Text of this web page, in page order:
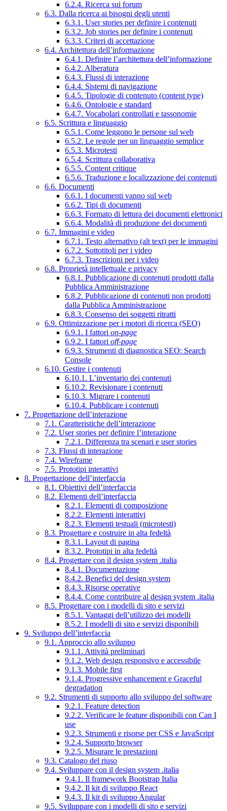
6.2.4. Ricerca sui forum
6.3. Dalla ricerca ai bisogni degli utenti
6.3.1. User stories per definire i contenuti
6.3.2. Job stories per definire i contenuti
6.3.3. Criteri di accettazione
6.4. Architettura dell’informazione
6.4.1. Definire l’architettura dell’informazione
6.4.2. Alberatura
6.4.3. Flussi di interazione
6.4.4. Sistemi di navigazione
6.4.5. Tipologie di contenuto (content type)
6.4.6. Ontologie e standard
6.4.7. Vocabolari controllati e tassonomie
6.5. Scrittura e linguaggio
6.5.1. Come leggono le persone sul web
6.5.2. Le regole per un linguaggio semplice
6.5.3. Microtesti
6.5.4. Scrittura collaborativa
6.5.5. Content critique
6.5.6. Traduzione e localizzazione dei contenuti
6.6. Documenti
6.6.1. I documenti vanno sul web
6.6.2. Tipi di documenti
6.6.3. Formato di lettura dei documenti elettronici
6.6.4. Modalità di produzione dei documenti
6.7. Immagini e video
6.7.1. Testo alternativo (alt text) per le immagini
6.7.2. Sottotitoli per i video
6.7.3. Trascrizioni per i video
6.8. Proprietà intellettuale e privacy
6.8.1. Pubblicazione di contenuti prodotti dalla
Pubblica Amministrazione
6.8.2. Pubblicazione di contenuti non prodotti
dalla Pubblica Amministrazione
6.8.3. Consenso dei soggetti ritratti
6.9. Ottimizzazione per i motori di ricerca (SEO)
6.9.1. I fattori on-page
6.9.2. I fattori off-page
6.9.3. Strumenti di diagnostica SEO: Search
Console
6.10. Gestire i contenuti
6.10.1. L’inventario dei contenuti
6.10.2. Revisionare i contenuti
6.10.3. Migrare i contenuti
6.10.4. Pubblicare i contenuti
7. Progettazione dell’interazione
7.1. Caratteristiche dell’interazione
7.2. User stories per definire l’interazione
7.2.1. Differenza tra scenari e user stories
7.3. Flussi di interazione
7.4. Wireframe
7.5. Prototipi interattivi
8. Progettazione dell’interfaccia
8.1. Obiettivi dell’interfaccia
8.2. Elementi dell’interfaccia
8.2.1. Elementi di composizione
8.2.2. Elementi interattivi
8.2.3. Elementi testuali (microtesti)
8.3. Progettare e costruire in alta fedeltà
8.3.1. Layout di pagina
8.3.2. Prototipi in alta fedeltà
8.4. Progettare con il design system .italia
8.4.1. Documentazione
8.4.2. Benefici del design system
8.4.3. Risorse operative
8.4.4. Come contribuire al design system .italia
8.5. Progettare con i modelli di sito e servizi
8.5.1. Vantaggi dell’utilizzo dei modelli
8.5.2. I modelli di sito e servizi disponibili
9. Sviluppo dell’interfaccia
9.1. Approccio allo sviluppo
9.1.1. Attività preliminari
9.1.2. Web design responsivo e accessibile
9.1.3. Mobile first
9.1.4. Progressive enhancement e Graceful
degradation
9.2. Strumenti di supporto allo sviluppo del software
9.2.1. Feature detection
9.2.2. Verificare le feature disponibili con Can I
use
9.2.3. Strumenti e risorse per CSS e JavaScript
9.2.4. Supporto browser
9.2.5. Misurare le prestazioni
9.3. Catalogo del riuso
9.4. Sviluppare con il design system .italia
9.4.1. Il framework Bootstrap Italia
9.4.2. Il kit di sviluppo React
9.4.3. Il kit di sviluppo Angular
9.5. Sviluppare con i modelli di sito e servizi